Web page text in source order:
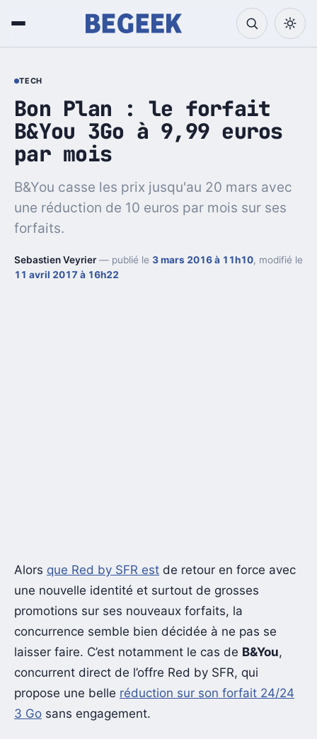
TECH
Bon Plan : le forfait
B&You 3Go à 9,99 euros
par mois
B&You casse les prix jusqu'au 20 mars avec
une réduction de 10 euros par mois sur ses
forfaits.
Sebastien Veyrier— publié le 3 mars 2016 à 11h10, modifié le
11 avril 2017 à 16h22
Alors que Red by SFR est de retour en force avec
une nouvelle identité et surtout de grosses
promotions sur ses nouveaux forfaits, la
concurrence semble bien décidée à ne pas se
laisser faire. C’est notamment le cas de B&You,
concurrent direct de l’offre Red by SFR, qui
propose une belle réduction sur son forfait 24/24
3 Go sans engagement.